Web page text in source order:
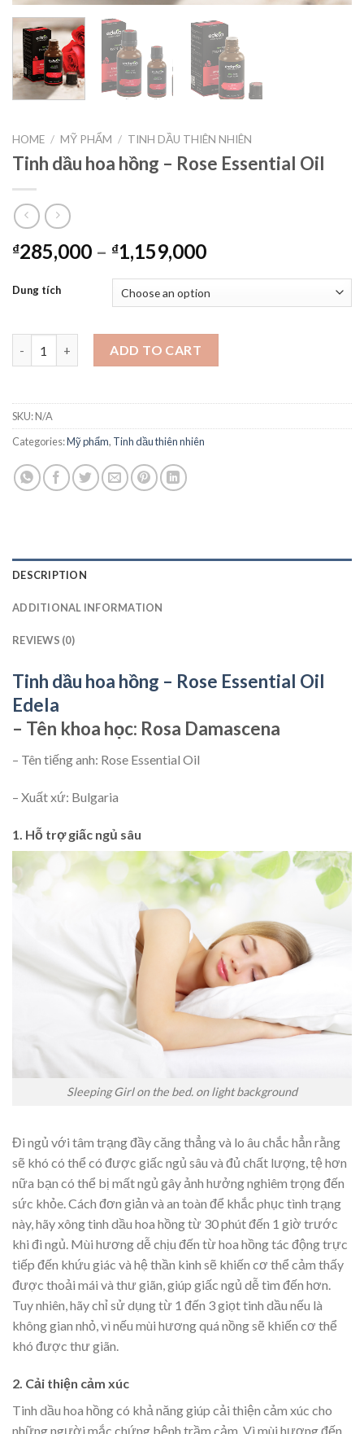
HOME / MỸ PHẨM / TINH DẦU THIÊN NHIÊN
Tinh dầu hoa hồng – Rose Essential Oil
₫285,000 – ₫1,159,000
Dung tích
ADD TO CART
SKU:N/A
Categories:Mỹ phẩm, Tinh dầu thiên nhiên
DESCRIPTION
ADDITIONAL INFORMATION
REVIEWS (0)
Tinh dầu hoa hồng – Rose Essential Oil
Edela
– Tên khoa học: Rosa Damascena
– Tên tiếng anh: Rose Essential Oil
– Xuất xứ: Bulgaria
1. Hỗ trợ giấc ngủ sâu
Sleeping Girl on the bed. on light background
Đi ngủ với tâm trạng đầy căng thẳng và lo âu chắc hẳn rằng
sẽ khó có thể có được giấc ngủ sâu và đủ chất lượng, tệ hơn
nữa bạn có thể bị mất ngủ gây ảnh hưởng nghiêm trọng đến
sức khỏe. Cách đơn giản và an toàn để khắc phục tình trạng
này, hãy xông tinh dầu hoa hồng từ 30 phút đến 1 giờ trước
khi đi ngủ. Mùi hương dễ chịu đến từ hoa hồng tác động trực
tiếp đến khứu giác và hệ thần kinh sẽ khiến cơ thể cảm thấy
được thoải mái và thư giãn, giúp giấc ngủ dễ tìm đến hơn.
Tuy nhiên, hãy chỉ sử dụng từ 1 đến 3 giọt tinh dầu nếu là
không gian nhỏ, vì nếu mùi hương quá nồng sẽ khiến cơ thể
khó được thư giãn.
2. Cải thiện cảm xúc
Tinh dầu hoa hồng có khả năng giúp cải thiện cảm xúc cho
những người mắc chứng bệnh trầm cảm. Vì mùi hương đến